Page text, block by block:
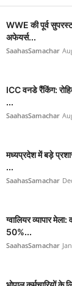
WWE की पूर्व
अफेयर्स...
SaahasSamachar
ICC वनडे रैंकिंग:
...
SaahasSamachar
मध्यप्रदेश में बड़े
...
SaahasSamachar
ग्वालियर व्यापार
50%...
SaahasSamachar